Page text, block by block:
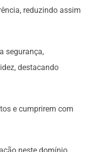
reduzindo assim
segurança,
destacando
e cumprirem com